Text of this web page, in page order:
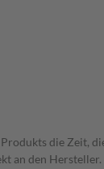
die Zeit,
an den Hersteller.